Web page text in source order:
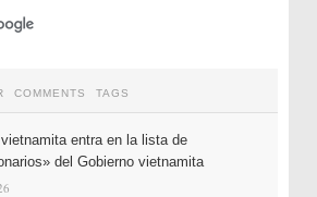
COMMENTS TAGS
vietnamita entra en la lista de
del Gobierno vietnamita